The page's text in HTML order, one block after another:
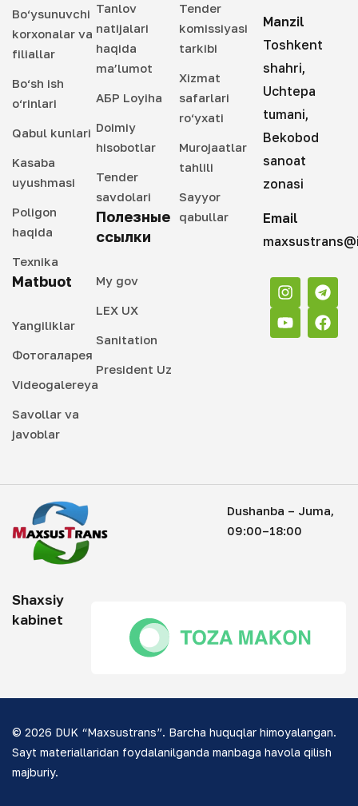
Bo‘ysunuvchi
korxonalar va
filiallar
Bo‘sh ish
o‘rinlari
Qabul kunlari
Kasaba
uyushmasi
Poligon
haqida
Texnika
Matbuot
Yangiliklar
Фотогаларея
Videogalereya
Savollar va
javoblar
Tanlov
natijalari
haqida
ma’lumot
АБР Loyiha
Doimiy
hisobotlar
Tender
savdolari
Полезные
ссылки
My gov
LEX UX
Sanitation
President Uz
Tender
komissiyasi
tarkibi
Xizmat
safarlari
ro‘yxati
Murojaatlar
tahlili
Sayyor
qabullar
Manzil
Toshkent
shahri,
Uchtepa
tumani,
Bekobod
sanoat
zonasi
Email
Dushanba – Juma,
09:00–18:00
Shaxsiy
kabinet
© 2026 DUK “Maxsustrans”. Barcha huquqlar himoyalangan.
Sayt materiallaridan foydalanilganda manbaga havola qilish
majburiy.